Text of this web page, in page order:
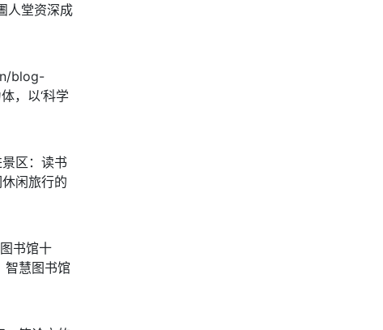
人堂资深成
blog-
，以‘科学
区：读书
闲旅行的
书馆十
慧图书馆